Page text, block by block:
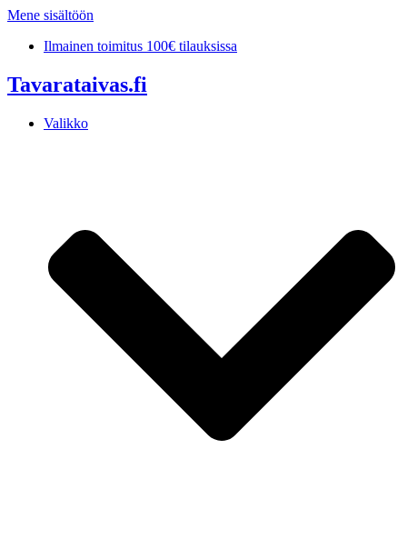
Mene sisältöön
Ilmainen toimitus 100€ tilauksissa
Tavarataivas.fi
Valikko